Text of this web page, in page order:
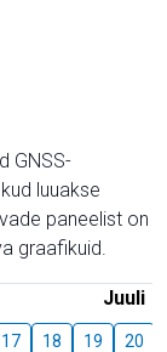
GNSS-
luuakse
paneelist on
graafikuid.
Juuli
17 18 19 20